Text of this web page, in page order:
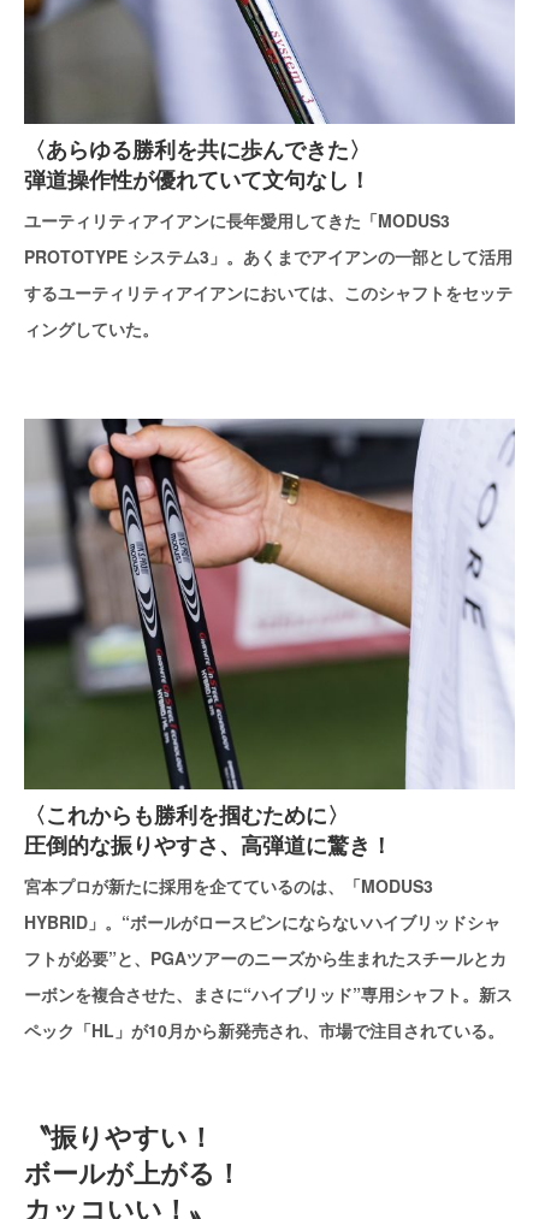
〈あらゆる勝利を共に歩んできた〉
弾道操作性が優れていて文句なし！
ユーティリティアイアンに長年愛用してきた「MODUS3
PROTOTYPE システム3」。あくまでアイアンの一部として活用
するユーティリティアイアンにおいては、このシャフトをセッテ
ィングしていた。
〈これからも勝利を掴むために〉
圧倒的な振りやすさ、高弾道に驚き！
宮本プロが新たに採用を企てているのは、「MODUS3
HYBRID」。“ボールがロースピンにならないハイブリッドシャ
フトが必要”と、PGAツアーのニーズから生まれたスチールとカ
ーボンを複合させた、まさに“ハイブリッド”専用シャフト。新ス
ペック「HL」が10月から新発売され、市場で注目されている。
〝振りやすい！
ボールが上がる！
カッコいい！〟